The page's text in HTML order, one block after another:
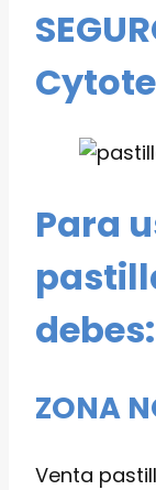
Para
debes:
ZONA
Venta